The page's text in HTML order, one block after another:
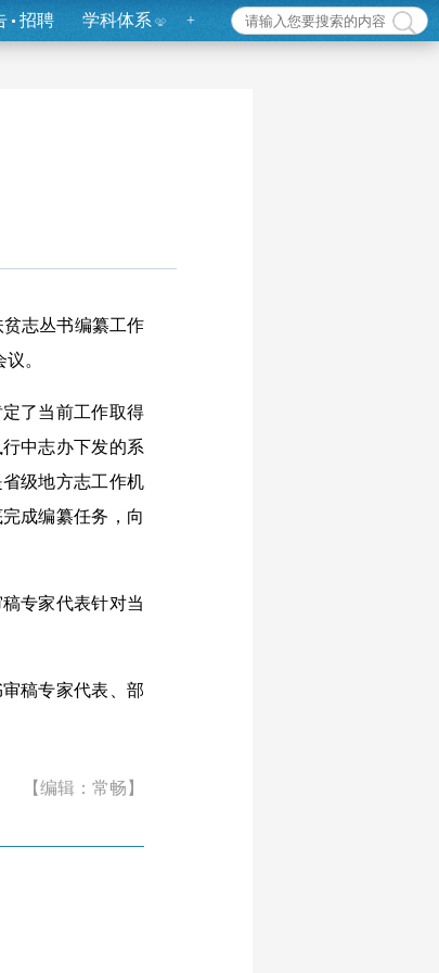
招聘 学科体系 +
志丛书编纂工作
。
了当前工作取得
中志办下发的系
级地方志工作机
成编纂任务，向
专家代表针对当
稿专家代表、部
【编辑：常畅】